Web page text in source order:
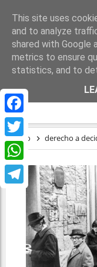
Facebook
Twitter
WhatsApp
Telegram
TRES URNAS
TRANSICIÓN
Inicio derecho a
This site uses
and to analyze
shared with Google
metrics to ensure
statistics, and to